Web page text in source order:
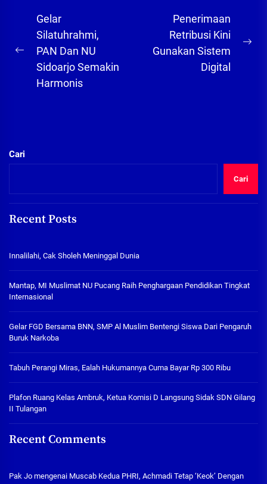
Navigasi
pos
Previous
post:
Gelar
Silatuhrahmi,
PAN Dan NU
Sidoarjo Semakin
Harmonis
Penerimaan
Retribusi Kini
Gunakan Sistem
Digital
Cari
Cari
Recent Posts
Innalilahi, Cak Sholeh Meninggal Dunia
Mantap, MI Muslimat NU Pucang Raih Penghargaan Pendidikan Tingkat
Internasional
Gelar FGD Bersama BNN, SMP Al Muslim Bentengi Siswa Dari Pengaruh
Buruk Narkoba
Tabuh Perangi Miras, Ealah Hukumannya Cuma Bayar Rp 300 Ribu
Plafon Ruang Kelas Ambruk, Ketua Komisi D Langsung Sidak SDN Gilang
II Tulangan
Recent Comments
Pak Jo mengenai Muscab Kedua PHRI, Achmadi Tetap ‘Keok’ Dengan